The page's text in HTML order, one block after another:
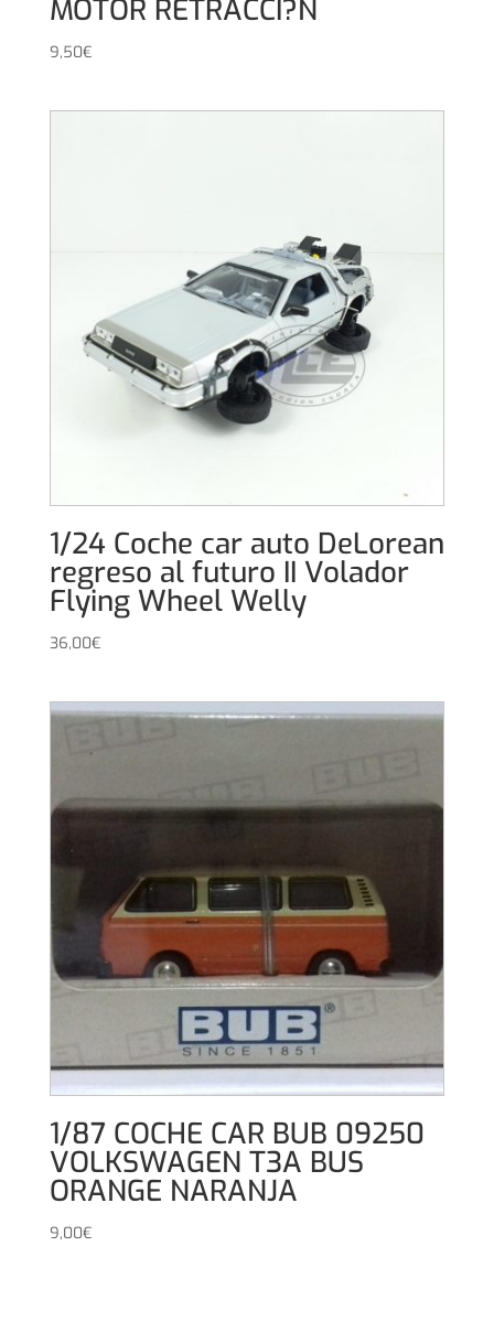
MOTOR RETRACCI?N
9,50€
1/24 Coche car auto DeLorean
regreso al futuro II Volador
Flying Wheel Welly
36,00€
1/87 COCHE CAR BUB 09250
VOLKSWAGEN T3A BUS
ORANGE NARANJA
9,00€